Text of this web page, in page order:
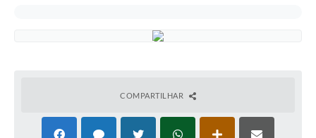
COMPARTILHAR